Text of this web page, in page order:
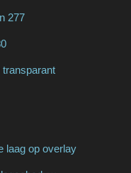
277
laag op overlay